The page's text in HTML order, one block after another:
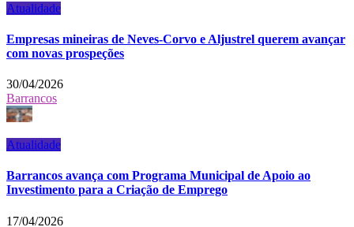
Atualidade
Empresas mineiras de Neves-Corvo e Aljustrel querem avançar
com novas prospeções
30/04/2026
Barrancos
Atualidade
Barrancos avança com Programa Municipal de Apoio ao
Investimento para a Criação de Emprego
17/04/2026